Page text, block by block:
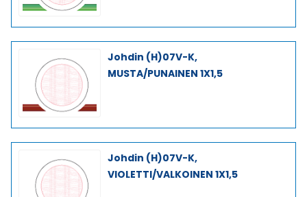
Johdin (H)07V-K,
MUSTA/PUNAINEN 1X1,5
Johdin (H)07V-K,
VIOLETTI/VALKOINEN 1X1,5